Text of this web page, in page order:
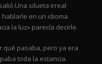
silueta irreal
en un idioma
la luz» parecía decirle.
qué pasaba, pero ya era
toda la estancia.